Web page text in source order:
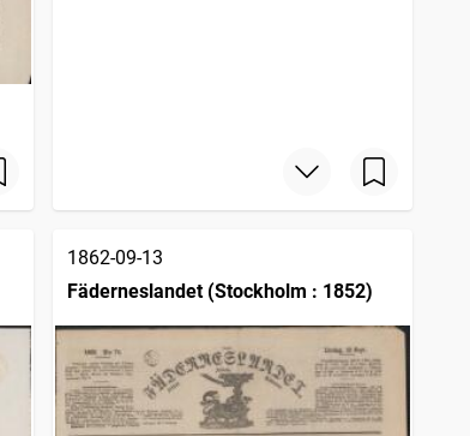
1862-09-13
Fäderneslandet (Stockholm : 1852)